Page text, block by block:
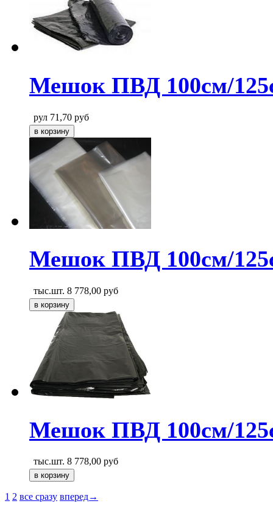
Мешок ПВД 100см/
рул 71,70 руб
Мешок ПВД 100см/
тыс.шт. 8 778,00 руб
Мешок ПВД 100см/
тыс.шт. 8 778,00 руб
1 2 все сразу вперед→